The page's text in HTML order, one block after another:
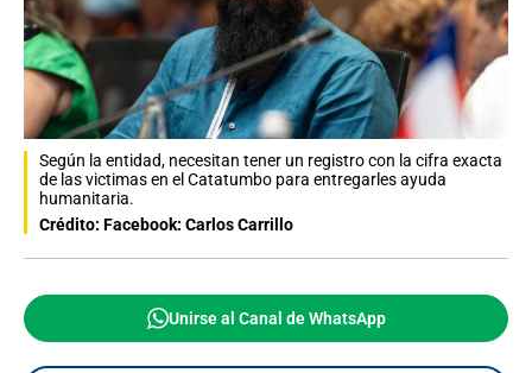
Según la entidad, necesitan tener un registro con la cifra exacta
de las victimas en el Catatumbo para entregarles ayuda
humanitaria.
Crédito: Facebook: Carlos Carrillo
Unirse al Canal de WhatsApp